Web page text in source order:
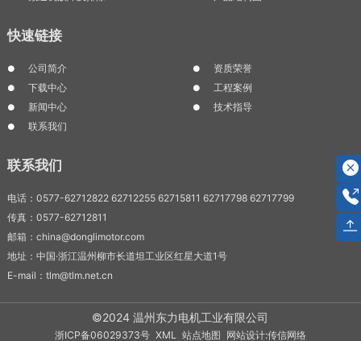
快速链接
公司简介
资质荣誉
下载中心
工程案例
新闻中心
技术指导
联系我们
联系我们
电话：0577-62712822 62712255 62715811 62717798 62717799
传真：0577-62712811
邮箱：china@donglimotor.com
地址：中国·浙江温州柳市长道坦工业区红星大道1号
E-mail：tlm@tlm.net.cn
©2024 温州东力电机工业有限公司
浙ICP备06029373号 XML 站点地图 网站设计:传信网络